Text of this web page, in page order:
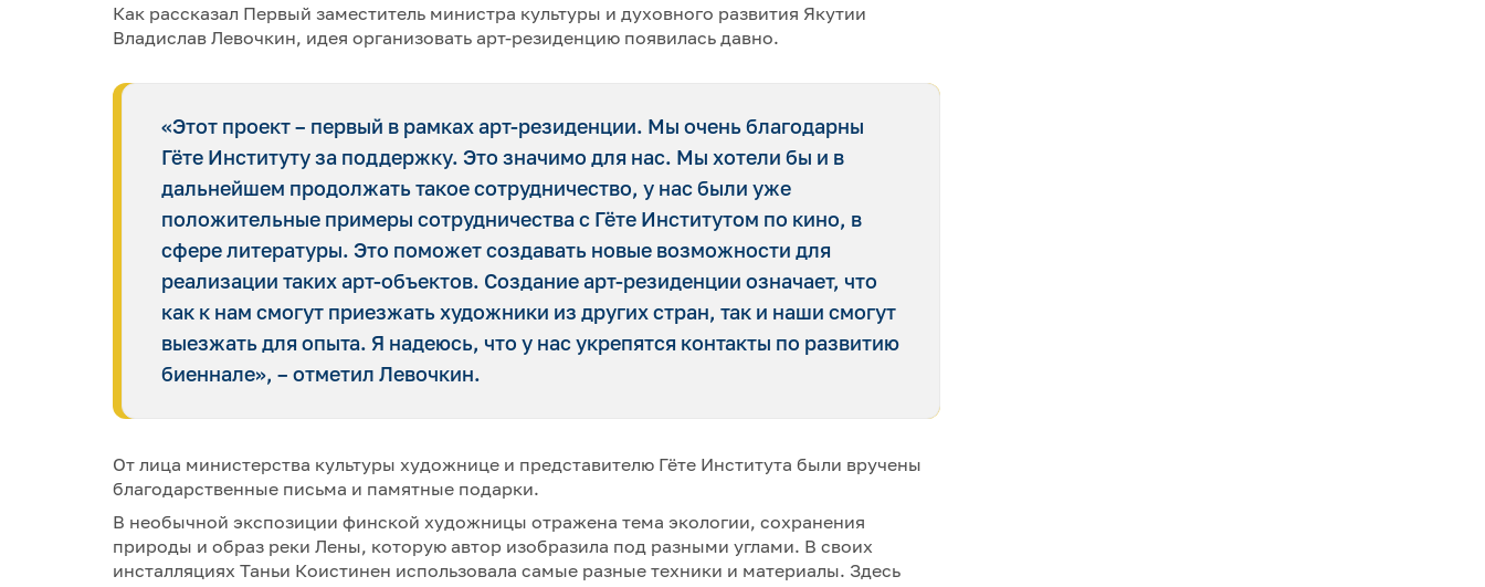
Как рассказал Первый заместитель министра культуры и духовного развития Якутии
Владислав Левочкин, идея организовать арт-резиденцию появилась давно.
«Этот проект – первый в рамках арт-резиденции. Мы очень благодарны
Гёте Институту за поддержку. Это значимо для нас. Мы хотели бы и в
дальнейшем продолжать такое сотрудничество, у нас были уже
положительные примеры сотрудничества с Гёте Институтом по кино, в
сфере литературы. Это поможет создавать новые возможности для
реализации таких арт-объектов. Создание арт-резиденции означает, что
как к нам смогут приезжать художники из других стран, так и наши смогут
выезжать для опыта. Я надеюсь, что у нас укрепятся контакты по развитию
биеннале», – отметил Левочкин.
От лица министерства культуры художнице и представителю Гёте Института были вручены
благодарственные письма и памятные подарки.
В необычной экспозиции финской художницы отражена тема экологии, сохранения
природы и образ реки Лены, которую автор изобразила под разными углами. В своих
инсталляциях Таньи Коистинен использовала самые разные техники и материалы. Здесь